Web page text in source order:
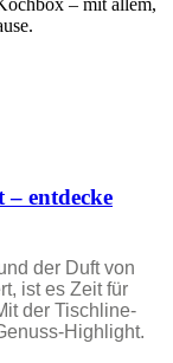
– entdecke
der Duft von
ist es Zeit für
der Tischline-
Highlight.